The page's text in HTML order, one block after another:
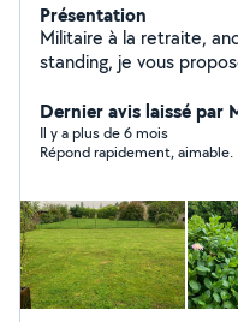
Présentation
Militaire à la retraite,
standing, je vous
travaux.
Dernier avis laissé par
Il y a plus de 6 mois
Répond rapidement, aimable.